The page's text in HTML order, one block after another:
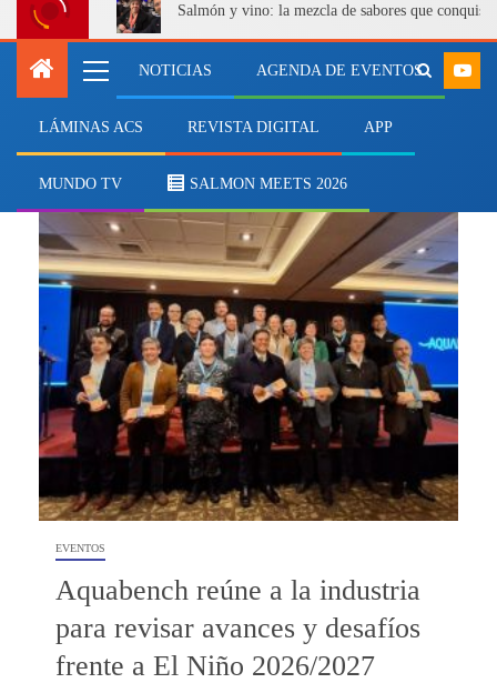
Salmón y vino: la mezcla de sabores que
NOTICIAS AGENDA DE EVENTOS
LÁMINAS ACS REVISTA DIGITAL APP
MUNDO TV SALMON MEETS 2026
La Portada
EVENTOS
Aquabench reúne a la industria
para revisar avances y desafíos
frente a El Niño 2026/2027